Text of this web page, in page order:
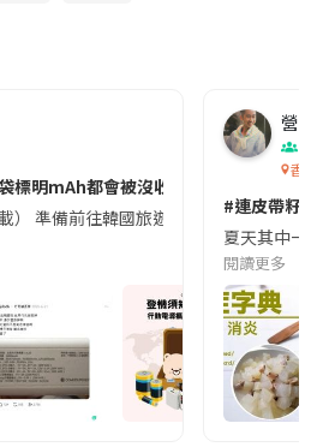
標明mAh都會被沒收😱出發前切記檢查
載） 準備前往韓國旅遊的民眾，近期要
營養
香港
#連皮帶籽
夏天其中一
閱讀更多